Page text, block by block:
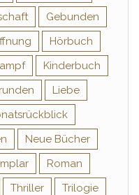
Gebunden
Hörbuch
Kinderbuch
Liebe
Neue Bücher
Roman
Thriller
Trilogie